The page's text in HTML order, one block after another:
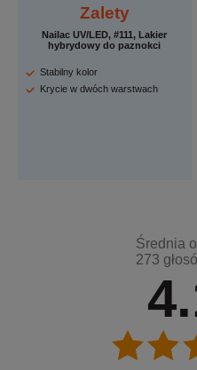
Zalety
Nailac UV/LED, #111, Lakier
hybrydowy do paznokci
Stabilny kolor
Krycie w dwóch warstwach
Średnia
273